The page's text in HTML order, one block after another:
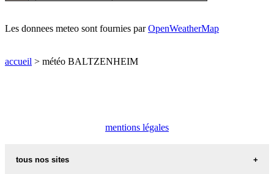
Les donnees meteo sont fournies parOpenWeatherMap
accueil > météo BALTZENHEIM
mentions légales
tous nos sites